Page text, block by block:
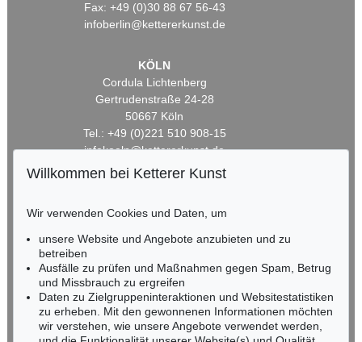
Fax: +49 (0)30 88 67 56-43
infoberlin@kettererkunst.de
KÖLN
Cordula Lichtenberg
Gertrudenstraße 24-28
50667 Köln
Tel.: +49 (0)221 510 908-15
infokoeln@kettererkunst.de
HESSEN
Miriam Heß
Tel.: +49 (0)62 21 58 80-038
Fax: +49 (0)62 21 58 80-595
infoheidelberg@kettererkunst.de
NORDDEUTSCHLAND
Willkommen bei Ketterer Kunst
Wir verwenden Cookies und Daten, um
unsere Website und Angebote anzubieten und zu
betreiben
Ausfälle zu prüfen und Maßnahmen gegen Spam, Betrug
und Missbrauch zu ergreifen
Daten zu Zielgruppeninteraktionen und Websitestatistiken
zu erheben. Mit den gewonnenen Informationen möchten
wir verstehen, wie unsere Angebote verwendet werden,